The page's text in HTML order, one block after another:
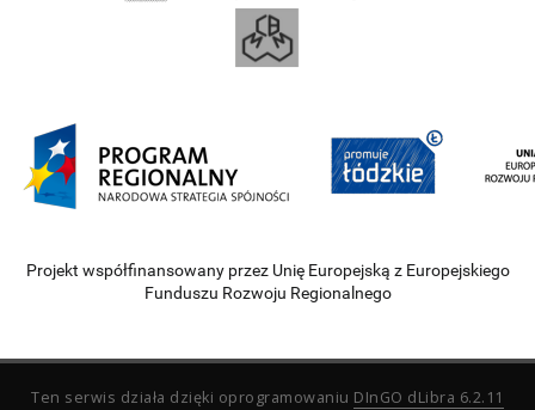
Projekt współfinansowany przez Unię Europejską z Europejskiego
Funduszu Rozwoju Regionalnego
Ten serwis działa dzięki oprogramowaniu DInGO dLibra 6.2.11